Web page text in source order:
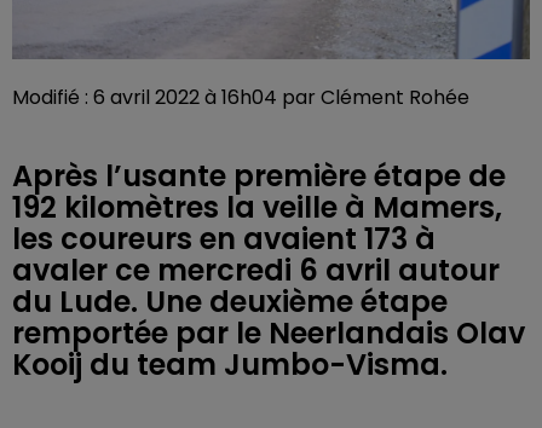
Modifié : 6 avril 2022 à 16h04 par Clément Rohée
Après l’usante première étape de
192 kilomètres la veille à Mamers,
les coureurs en avaient 173 à
avaler ce mercredi 6 avril autour
du Lude. Une deuxième étape
remportée par le Neerlandais Olav
Kooij du team Jumbo-Visma.